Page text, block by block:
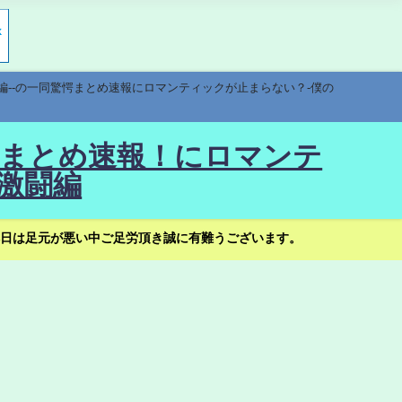
の一同驚愕まとめ速報にロマンティックが止まらない？-僕の
とめ速報！にロマンテ
闘編
足元が悪い中ご足労頂き誠に有難うございます。